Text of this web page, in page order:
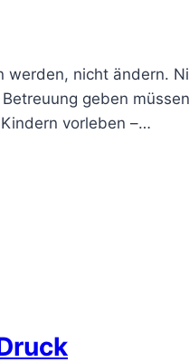
nicht ändern.
geben
vorleben –…